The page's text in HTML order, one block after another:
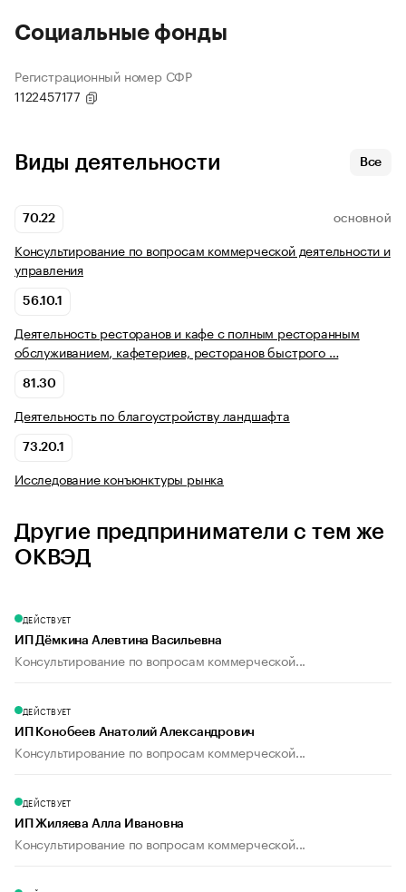
Социальные фонды
Регистрационный номер СФР
1122457177
Виды деятельности Все
70.22 ОСНОВНОЙ
Консультирование по вопросам коммерческой деятельности и
управления
56.10.1
Деятельность ресторанов и кафе с полным ресторанным
обслуживанием, кафетериев, ресторанов быстрого …
81.30
Деятельность по благоустройству ландшафта
73.20.1
Исследование конъюнктуры рынка
Другие предприниматели с тем же
ОКВЭД
ДЕЙСТВУЕТ
ИП Дёмкина Алевтина Васильевна
Консультирование по вопросам коммерческой...
ДЕЙСТВУЕТ
ИП Конобеев Анатолий Александрович
Консультирование по вопросам коммерческой...
ДЕЙСТВУЕТ
ИП Жиляева Алла Ивановна
Консультирование по вопросам коммерческой...